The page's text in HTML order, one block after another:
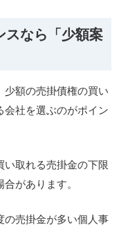
スなら「少額案
額の売掛債権の買い
社を選ぶのがポイン
い取れる売掛金の下限
があります。
の売掛金が多い個人事